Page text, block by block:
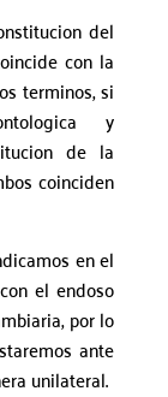
del
con la
terminos, si
y
de la
coinciden
en el
el endoso
por lo
ante
unilateral.